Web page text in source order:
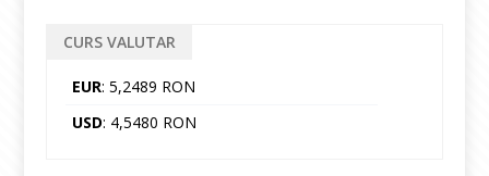
CURS VALUTAR
EUR: 5,2489 RON
USD: 4,5480 RON